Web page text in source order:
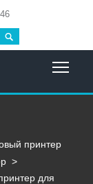

принтер
>
для